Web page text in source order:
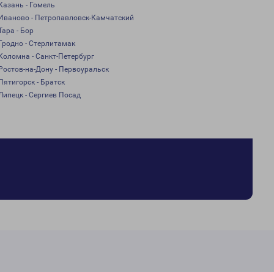
- Гомель
- Петропавловск-Камчатский
- Бор
- Стерлитамак
- Санкт-Петербург
на-Дону - Первоуральск
- Братск
- Сергиев Посад